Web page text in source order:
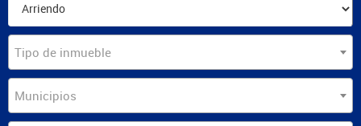
Tipo de inmueble
Municipios